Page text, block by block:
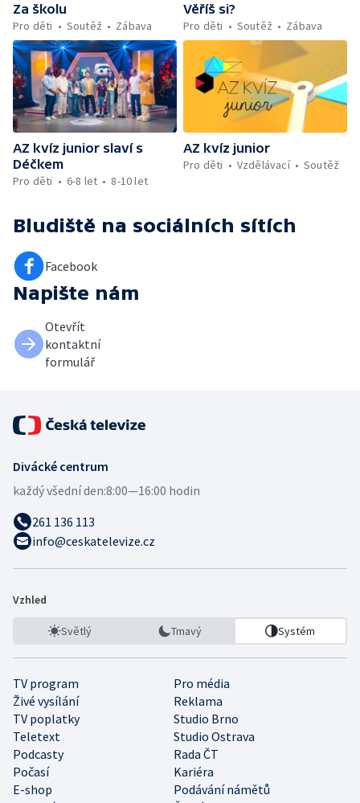
Za školu
Pro děti
Soutěž Zábava
Věříš si?
Pro děti
Soutěž Zábava
AZ kvíz junior slaví s
Déčkem
Pro děti
6-8 let 8-10 let
AZ kvíz junior
Pro děti
Vzdělávací Soutěž
Bludiště na sociálních sítích
Facebook
Napište nám
Otevřít
kontaktní
formulář
Divácké centrum
každý všední den:8:00—16:00 hodin
261 136 113
info@ceskatelevize.cz
Vzhled
Světlý Tmavý Systém
TV program
Pro média
Živé vysílání
Reklama
TV poplatky
Studio Brno
Teletext
Studio Ostrava
Podcasty
Rada ČT
Počasí
Kariéra
E-shop
Podávání námětů